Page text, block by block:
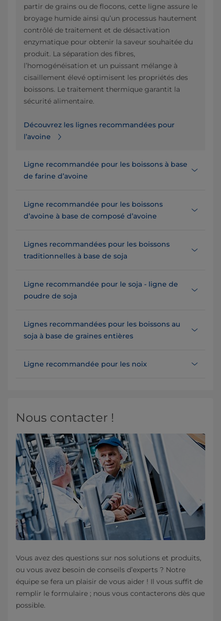
partir de grains ou de flocons, cette ligne assure le
broyage humide ainsi qu’un processus hautement
contrôlé de traitement et de désactivation
enzymatique pour obtenir la saveur souhaitée du
produit. La séparation des fibres,
l’homogénéisation et un puissant mélange à
cisaillement élevé optimisent les propriétés des
boissons. Le traitement thermique garantit la
sécurité alimentaire.
Découvrez les lignes recommandées pour
l’avoine
Ligne recommandée pour les boissons à base
de farine d’avoine
Ligne recommandée pour les boissons
d’avoine à base de composé d’avoine
Lignes recommandées pour les boissons
traditionnelles à base de soja
Ligne recommandée pour le soja - ligne de
poudre de soja
Lignes recommandées pour les boissons au
soja à base de graines entières
Ligne recommandée pour les noix
Nous contacter !
Vous avez des questions sur nos solutions et produits,
ou vous avez besoin de conseils d’experts ? Notre
équipe se fera un plaisir de vous aider ! Il vous suffit de
remplir le formulaire ; nous vous contacterons dès que
possible.